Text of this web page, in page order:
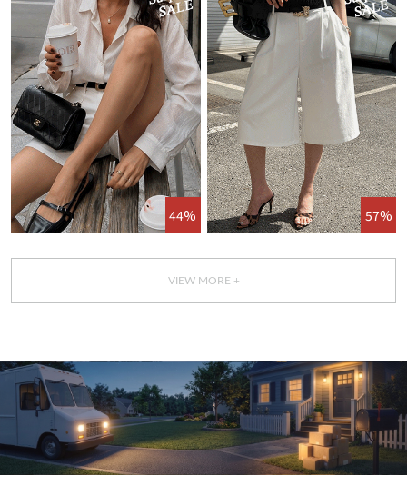
44% 57%
VIEW MORE +
GET IT TODAY